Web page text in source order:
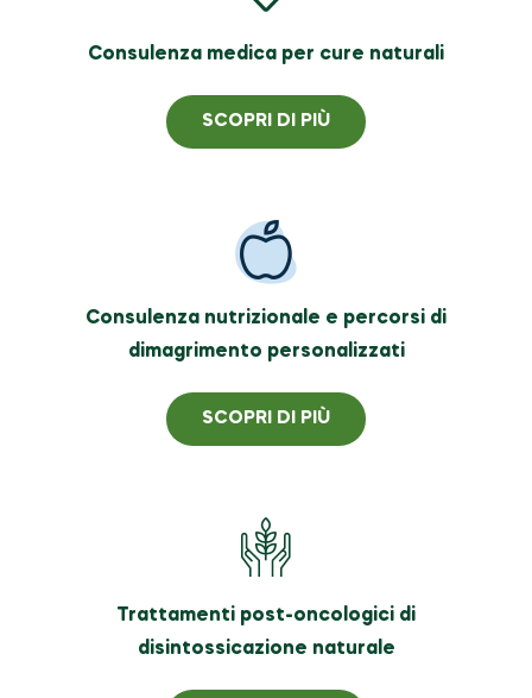
Consulenza medica per cure naturali
SCOPRI DI PIÙ
Consulenza nutrizionale e percorsi di
dimagrimento personalizzati
SCOPRI DI PIÙ
Trattamenti post-oncologici di
disintossicazione naturale